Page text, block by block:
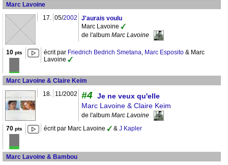
Marc Lavoine
17.
05/2002
J'aurais voulu
Marc Lavoine
de l'album Marc Lavoine
10 pts écrit par Friedrich Bedrich Smetana Marc Esposito & Marc
Lavoine
Marc Lavoine & Claire Keim
18.
11/2002 #4 Je ne veux qu'elle
Marc Lavoine & Claire Keim
de l'album Marc Lavoine
70 pts écrit par Marc Lavoine & J Kapler
Marc Lavoine & Bambou